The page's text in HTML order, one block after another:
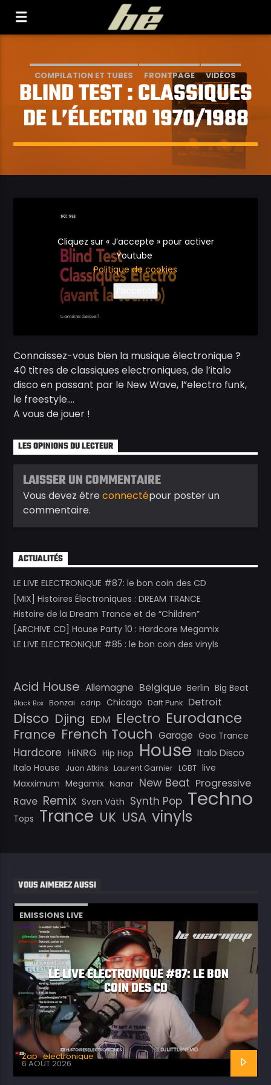
COMPILATION ET TUBES FRONTPAGE VIDÉOS
BLIND TEST : CLASSIQUES
DE L’ÉLECTRO 1970/1988
Cliquez sur « J’accepte » pour activer
Youtube
Politique de cookies
Connaissez-vous bien la musique électronique ?
40 titres de classiques electroniques, de l’italo
disco en passant par le New Wave, l”electro funk,
le freestyle….
A vous de jouer !
LES OPINIONS DU LECTEUR
LAISSER UN COMMENTAIRE
Vous devez êtreconnectépour poster un
commentaire.
ACTUALITÉS
LE LIVE ELECTRONIQUE #87: le bon coin des CD
[MIX] Histoires Électroniques : DREAM TRANCE
Histoire de la Dream Trance et de “Children”
[ARCHIVE CD] House Party 10 : Hardcore Megamix
LE LIVE ELECTRONIQUE #85 : le bon coin des vinyls
Acid House Allemagne Belgique Berlin Big Beat
Black Box Bonzai cdrip Chicago Daft Punk Detroit
Disco Djing EDM Electro Eurodance
France French Touch Garage Goa Trance
Hardcore HiNRG Hip Hop House Italo Disco
Italo House Juan Atkins Laurent Garnier LGBT live
Maxximum Megamix Nanar New Beat Progressive
Rave Remix Sven Väth Synth Pop Techno
Tops Trance UK USA vinyls
VOUS AIMEREZ AUSSI
EMISSIONS LIVE
LE LIVE ELECTRONIQUE #87: LE BON
COIN DES CD
Zap_electronique
6 AOÛT 2026